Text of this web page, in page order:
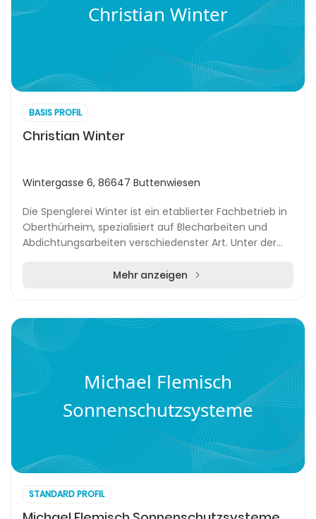
Christian Winter
BASIS PROFIL
Christian Winter
Wintergasse 6, 86647 Buttenwiesen
Die Spenglerei Winter ist ein etablierter Fachbetrieb in
Oberthürheim, spezialisiert auf Blecharbeiten und
Abdichtungsarbeiten verschiedenster Art. Unter der
Mehr anzeigen
Michael Flemisch
Sonnenschutzsysteme
STANDARD PROFIL